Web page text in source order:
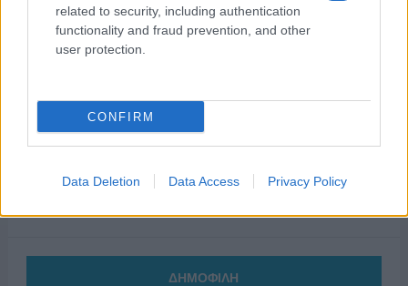
related to security, including authentication
functionality and fraud prevention, and other
user protection.
CONFIRM
Data Deletion Data Access Privacy Policy
ΔΗΜΟΦΙΛΗ